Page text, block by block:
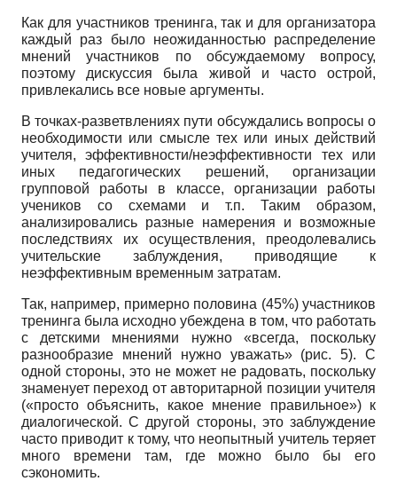
Как для участников тренинга, так и для организатора
каждый раз было неожиданностью распределение
мнений участников по обсуждаемому вопросу,
поэтому дискуссия была живой и часто острой,
привлекались все новые аргументы.
В точках-разветвлениях пути обсуждались вопросы о
необходимости или смысле тех или иных действий
учителя, эффективности/неэффективности тех или
иных педагогических решений, организации
групповой работы в классе, организации работы
учеников со схемами и т.п. Таким образом,
анализировались разные намерения и возможные
последствиях их осуществления, преодолевались
учительские заблуждения, приводящие к
неэффективным временным затратам.
Так, например, примерно половина (45%) участников
тренинга была исходно убеждена в том, что работать
с детскими мнениями нужно «всегда, поскольку
разнообразие мнений нужно уважать» (рис. 5). С
одной стороны, это не может не радовать, поскольку
знаменует переход от авторитарной позиции учителя
(«просто объяснить, какое мнение правильное») к
диалогической. С другой стороны, это заблуждение
часто приводит к тому, что неопытный учитель теряет
много времени там, где можно было бы его
сэкономить.